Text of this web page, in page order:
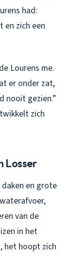
had:
en zich een
Lourens me.
er onder zat,
nooit gezien.”
zich
Losser
en grote
van de
in het
het hoopt zich